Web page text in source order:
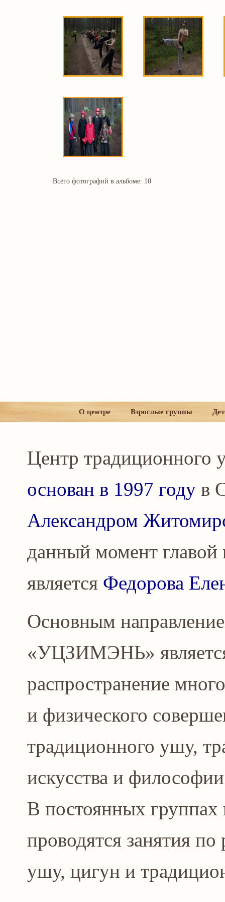
Всего фотографий в альбоме: 10
О центре Взрослые группы
Центр традиционного
основан в 1997 году в
Александром
данный момент
является Федорова
Основным
«УЦЗИМЭНЬ»
распространение
и физического
традиционного ушу,
искусства и
В постоянных
проводятся занятия
ушу, цигун и